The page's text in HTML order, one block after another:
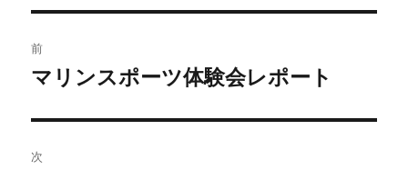
稿
ビ
前
前
投
稿:
マリンスポーツ体験会レポート
次